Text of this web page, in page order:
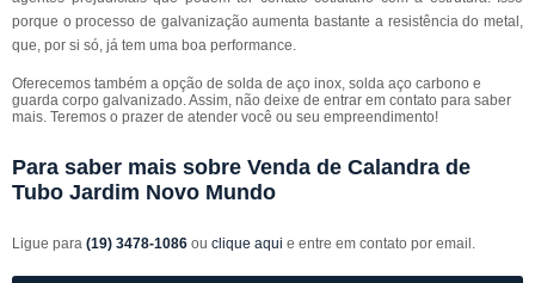
porque o processo de galvanização aumenta bastante a resistência do metal,
que, por si só, já tem uma boa performance.
Oferecemos também a opção de solda de aço inox, solda aço carbono e
guarda corpo galvanizado. Assim, não deixe de entrar em contato para saber
mais. Teremos o prazer de atender você ou seu empreendimento!
Para saber mais sobre Venda de Calandra de
Tubo Jardim Novo Mundo
Ligue para (19) 3478-1086 ou clique aqui e entre em contato por email.